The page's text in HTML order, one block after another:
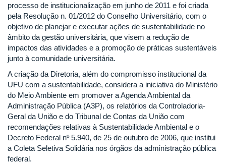
processo de institucionalização em junho de 2011 e foi criada
pela Resolução n. 01/2012 do Conselho Universitário, com o
objetivo de planejar e executar ações de sustentabilidade no
âmbito da gestão universitária, que visem a redução de
impactos das atividades e a promoção de práticas sustentáveis
junto à comunidade universitária.
A criação da Diretoria, além do compromisso institucional da
UFU com a sustentabilidade, considera a iniciativa do Ministério
do Meio Ambiente em promover a Agenda Ambiental da
Administração Pública (A3P), os relatórios da Controladoria-
Geral da União e do Tribunal de Contas da União com
recomendações relativas à Sustentabilidade Ambiental e o
Decreto Federal nº 5.940, de 25 de outubro de 2006, que institui
a Coleta Seletiva Solidária nos órgãos da administração pública
federal.